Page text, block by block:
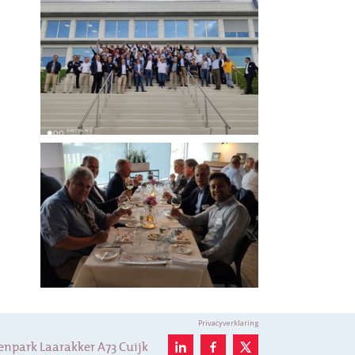
Privacyverklaring
Laarakker A73 Cuijk